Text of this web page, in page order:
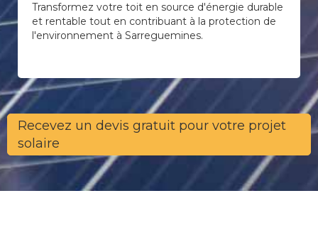
Transformez votre toit en source d'énergie durable
et rentable tout en contribuant à la protection de
l'environnement à Sarreguemines.
Recevez un devis gratuit pour votre projet
solaire